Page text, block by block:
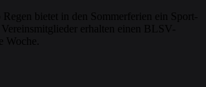
bietet in den Sommerferien ein Sport-
Vereinsmitglieder erhalten einen BLSV-
Woche.